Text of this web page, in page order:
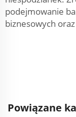
podejmowanie
biznesowych
Powiązane